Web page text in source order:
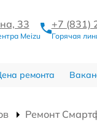
33
Meizu
+7 (831)
Горячая
ремонта
Ремонт